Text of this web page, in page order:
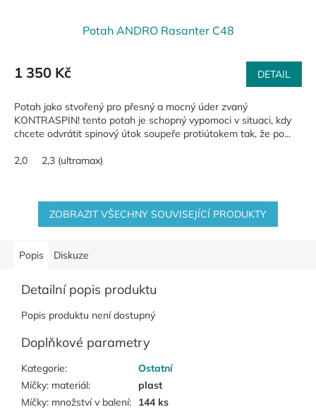
Potah ANDRO Rasanter C48
1 350 Kč DETAIL
Potah jako stvořený pro přesný a mocný úder zvaný
KONTRASPIN! tento potah je schopný vypomoci v situaci, kdy
chcete odvrátit spinový útok soupeře protiútokem tak, že po...
2,0 2,3 (ultramax)
ZOBRAZIT VŠECHNY SOUVISEJÍCÍ PRODUKTY
Popis Diskuze
Detailní popis produktu
Popis produktu není dostupný
Doplňkové parametry
Kategorie:
Ostatní
Míčky: materiál:
plast
Míčky: množství v balení:
144 ks